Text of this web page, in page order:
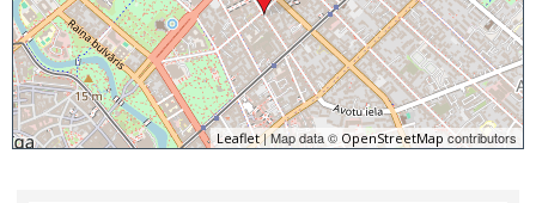
Leaflet| Map data © OpenStreetMap contributors